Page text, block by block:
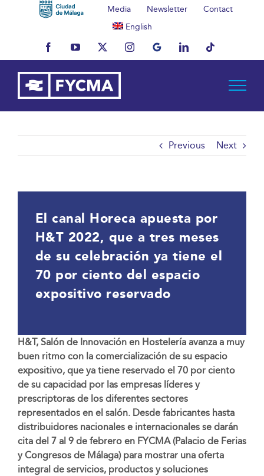
Media Newsletter
Contact
English
FacebookYouTubeX InstagramMyBusinessLinkedInTiktok
Previous Next
El canal Horeca apuesta por
H&T 2022, que a tres meses
de su celebración ya tiene el
70 por ciento del espacio
expositivo reservado
H&T, Salón de Innovación en Hostelería avanza a muy
buen ritmo con la comercialización de su espacio
expositivo, que ya tiene reservado el 70 por ciento
de su capacidad por las empresas líderes y
prescriptoras de los diferentes sectores
representados en el salón. Desde fabricantes hasta
distribuidores nacionales e internacionales se darán
cita del 7 al 9 de febrero en FYCMA (Palacio de Ferias
y Congresos de Málaga) para mostrar una oferta
integral de servicios, productos y soluciones